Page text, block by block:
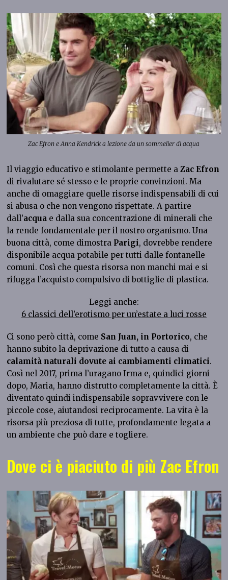
Zac Efron e Anna Kendrick a lezione da un sommelier di acqua
Il viaggio educativo e stimolante permette aZac Efron
di rivalutare sé stesso e le proprie convinzioni. Ma
anche di omaggiare quelle risorse indispensabili di cui
si abusa o che non vengono rispettate. A partire
dall’acqua e dalla sua concentrazione di minerali che
la rende fondamentale per il nostro organismo. Una
buona città, come dimostra Parigi, dovrebbe rendere
disponibile acqua potabile per tutti dalle fontanelle
comuni. Così che questa risorsa non manchi mai e si
rifugga l’acquisto compulsivo di bottiglie di plastica.
Leggi anche:
6 classici dell’erotismo per un’estate a luci rosse
Ci sono però città, come San Juan, in Portorico, che
hanno subito la deprivazione di tutto a causa di
calamità naturali dovute ai cambiamenti climatici.
Così nel 2017, prima l’uragano Irma e, quindici giorni
dopo, Maria, hanno distrutto completamente la città. È
diventato quindi indispensabile sopravvivere con le
piccole cose, aiutandosi reciprocamente. La vita è la
risorsa più preziosa di tutte, profondamente legata a
un ambiente che può dare e togliere.
Dove ci è piaciuto di più Zac Efron